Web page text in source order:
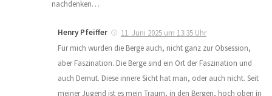
nachdenken…
Henry Pfeiffer
11. Juni 2025 um 13:35 Uhr
Für mich wurden die Berge auch, nicht ganz zur Obsession,
aber Faszination. Die Berge sind ein Ort der Faszination und
auch Demut. Diese innere Sicht hat man, oder auch nicht. Seit
meiner Jugend ist es mein Traum, in den Bergen, hoch oben in